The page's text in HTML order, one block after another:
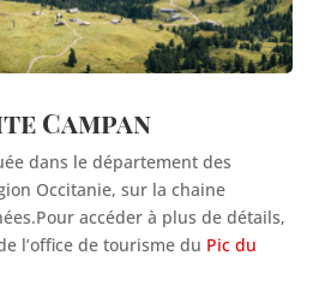
Campan
dans le département des
Occitanie, sur la chaine
accéder à plus de détails,
l’office de tourisme du Pic du